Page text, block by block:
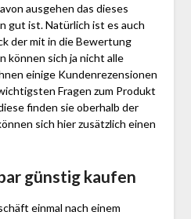
ausgehen das dieses
gut ist. Natürlich ist es auch
der mit in die Bewertung
können sich ja nicht alle
einige Kundenrezensionen
Fragen zum Produkt
finden sie oberhalb der
sich hier zusätzlich einen
günstig kaufen
einmal nach einem